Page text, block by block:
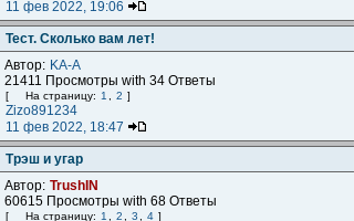
11 фев 2022, 19:06
Тест. Сколько вам лет!
Автор: KA-A
21411 Просмотры with 34 Ответы
[ На страницу: 1 2 ]
Zizo891234
11 фев 2022, 18:47
Трэш и угар
Автор: TrushIN
60615 Просмотры with 68 Ответы
[ На страницу: 1 2 3 4 ]